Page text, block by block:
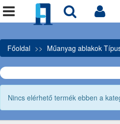
Főoldal Műanyag ablakok
Nincs elérhető termék ebben a